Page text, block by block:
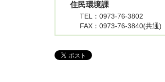
住民環境課
TEL
：0973-76-3802
FAX ：0973-76-3840(共通)